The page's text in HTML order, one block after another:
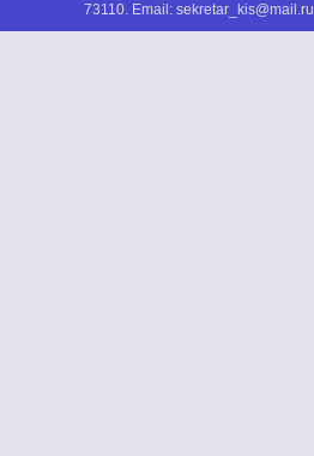
73110. Email: sekretar_kis@mail.ru